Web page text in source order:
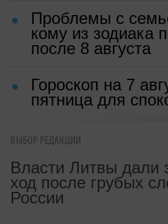
Проблемы с
кому из зодиака
после 8 августа
Гороскоп на 7
пятница для
ВЫБОР РЕДАКЦИИ
Власти Литвы дали
ход после грубых
России